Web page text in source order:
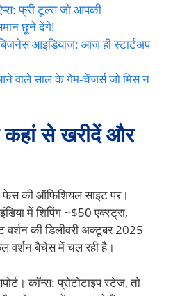
फ्री टूल्स जो आपकी
छूने देंगे!
आइडियाज: आज ही स्टार्टअप
वाले साल के गेम-चेंजर्स जो मिस न
कहां से खरीदें और
फेस की ऑफिशियल साइट पर।
में शिपिंग ~$50 एक्स्ट्रा,
की डिलीवरी अक्टूबर 2025
वर्शन बैचेस में चल रही है।
कॉन्स: प्रोटोटाइप स्टेज, तो